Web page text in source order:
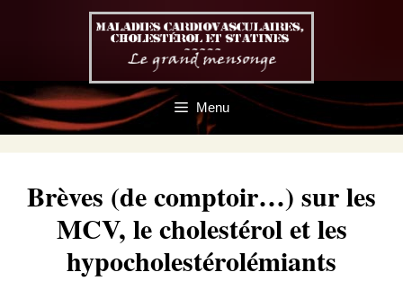
Menu
Brèves (de comptoir…) sur les
MCV, le cholestérol et les
hypocholestérolémiants